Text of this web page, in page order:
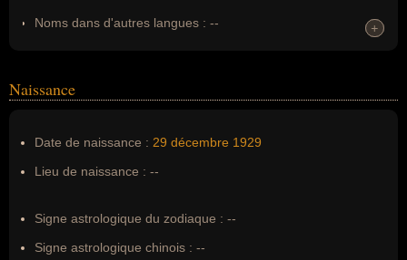
Noms dans d'autres langues : --
Nom de famille :Torcuato Di Tella
+
+
Naissance
Date de naissance : 29 décembre 1929
Lieu de naissance : --
Signe astrologique du zodiaque : --
Signe astrologique chinois : --